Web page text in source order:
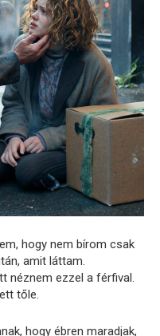
hogy nem bírom csak
amit láttam.
néznem ezzel a férfival.
tőle.
hogy ébren maradjak,